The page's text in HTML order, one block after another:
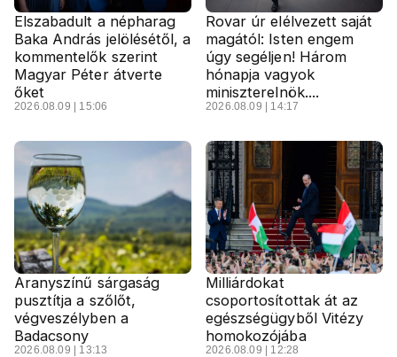
Elszabadult a népharag
Baka András jelölésétől, a
kommentelők szerint
Magyar Péter átverte
őket
2026.08.09 | 15:06
Rovar úr elélvezett saját
magától: Isten engem
úgy segéljen! Három
hónapja vagyok
miniszterelnök....
2026.08.09 | 14:17
Aranyszínű sárgaság
pusztítja a szőlőt,
végveszélyben a
Badacsony
2026.08.09 | 13:13
Milliárdokat
csoportosítottak át az
egészségügyből Vitézy
homokozójába
2026.08.09 | 12:28